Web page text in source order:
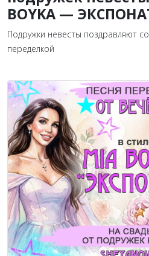
BOYKA —
Подружки невесты поздравляют
переделкой